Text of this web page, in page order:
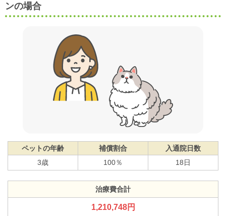
ンの場合
ペットの年齢 補償割合
入通院日数
3歳
100％ 18日
治療費合計
1,210,748円